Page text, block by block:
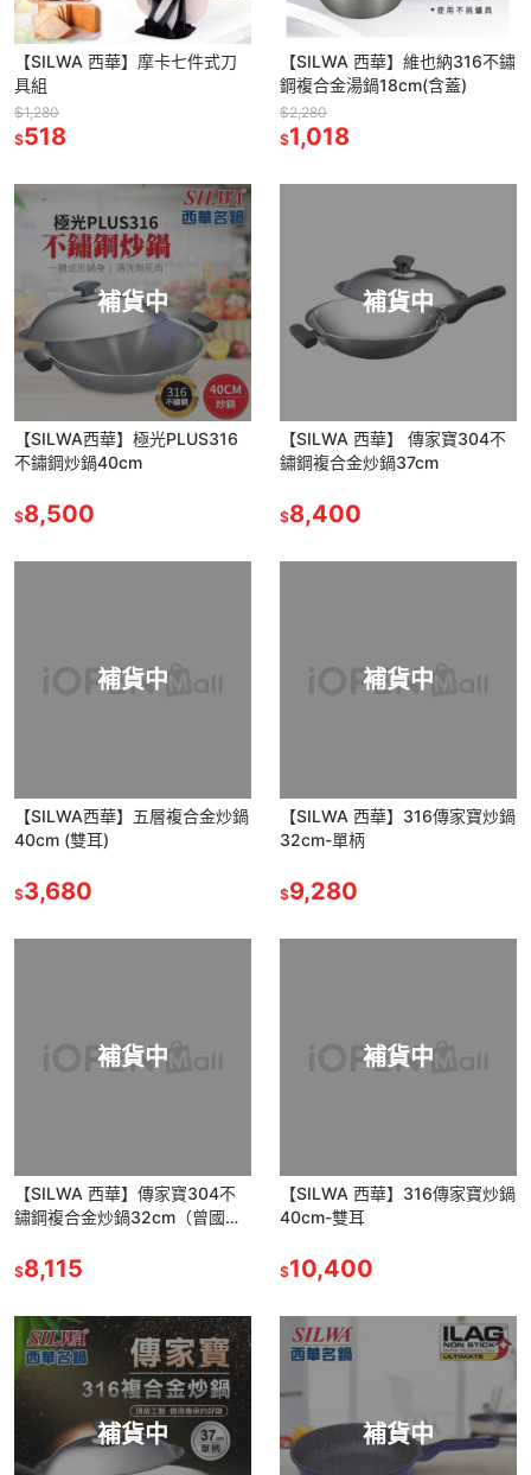
【SILWA 西華】摩卡七件式刀
具組
$1,280
$518
【SILWA 西華】維也納316不鏽
鋼複合金湯鍋18cm(含蓋)
$2,280
$1,018
補貨中
【SILWA西華】極光PLUS316
不鏽鋼炒鍋40cm
$8,500
補貨中
【SILWA 西華】 傳家寶304不
鏽鋼複合金炒鍋37cm
$8,400
補貨中
【SILWA西華】五層複合金炒鍋
40cm (雙耳)
$3,680
補貨中
【SILWA 西華】316傳家寶炒鍋
32cm-單柄
$9,280
補貨中
【SILWA 西華】傳家寶304不
鏽鋼複合金炒鍋32cm（曾國城
$8,115
補貨中
【SILWA 西華】316傳家寶炒鍋
40cm-雙耳
$10,400
補貨中 補貨中